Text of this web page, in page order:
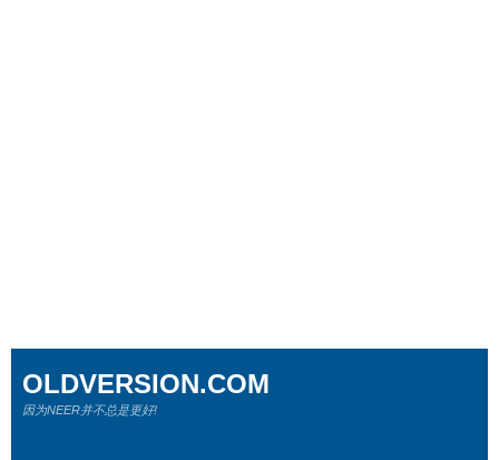
OLDVERSION.COM
因为NEER并不总是更好!